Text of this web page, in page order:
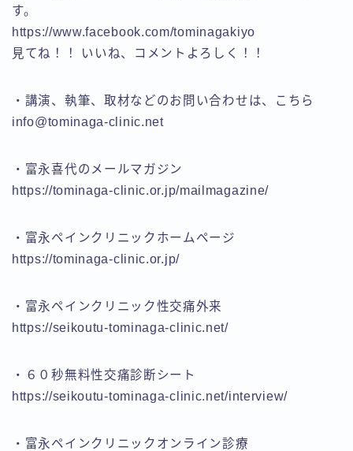
す。
https://www.facebook.com/tominagakiyo
見てね！！ いいね、コメントよろしく！！
・講演、執筆、取材などのお問い合わせは、こちら
info@tominaga-clinic.net
・富永喜代のメールマガジン
https://tominaga-clinic.or.jp/mailmagazine/
・富永ペインクリニックホームページ
https://tominaga-clinic.or.jp/
・富永ペインクリニック性交痛外来
https://seikoutu-tominaga-clinic.net/
・６０秒無料性交痛診断シート
https://seikoutu-tominaga-clinic.net/interview/
・富永ペインクリニックオンライン診療